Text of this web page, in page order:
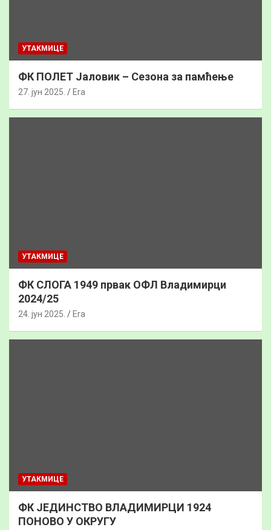
УТАКМИЦЕ
ФК ПОЛЕТ Јаловик – Сезона за памћење
27. јун 2025. Era
УТАКМИЦЕ
ФК СЛОГА 1949 првак ОФЛ Владимирци
2024/25
24. јун 2025. Era
УТАКМИЦЕ
ФК ЈЕДИНСТВО ВЛАДИМИРЦИ 1924
ПОНОВО У ОКРУГУ